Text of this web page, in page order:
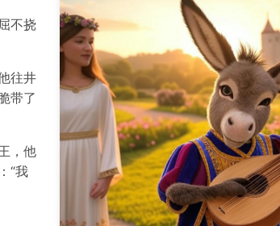
不挠
往井
带了
，他
“我